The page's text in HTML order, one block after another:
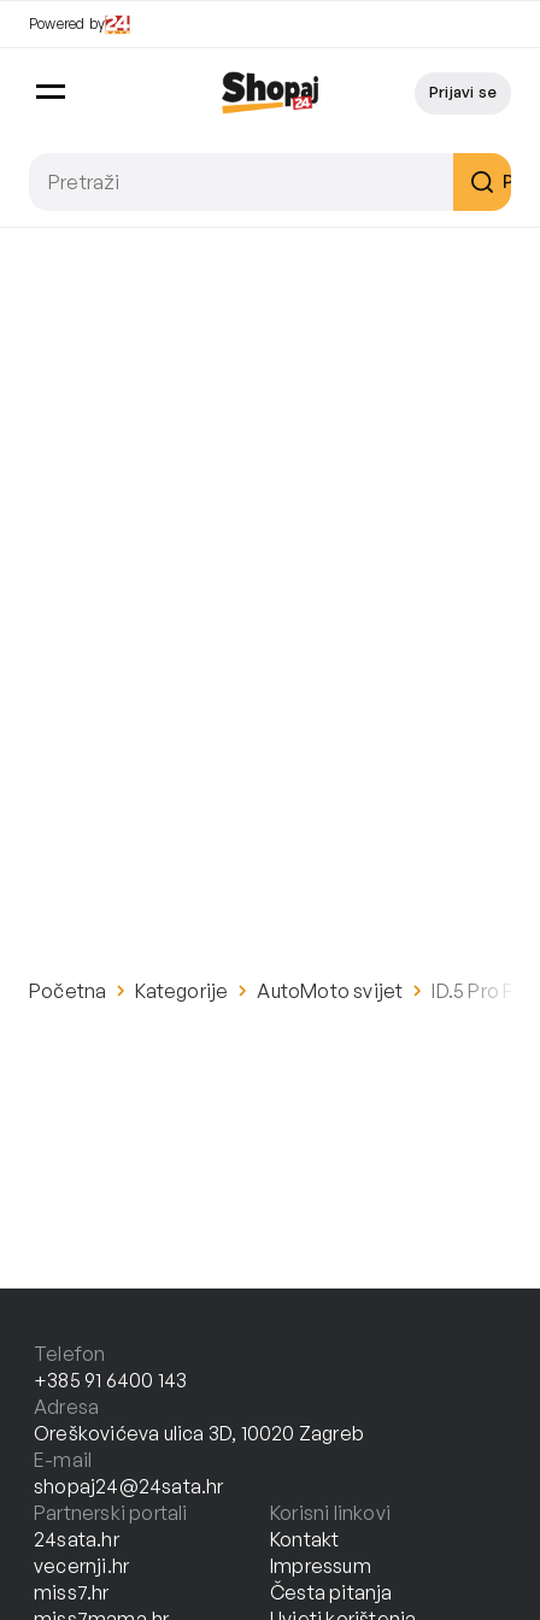
Powered by
Prijavi se
Početna Kategorije AutoMoto svijet ID.5 Pro
Telefon
+385 91 6400 143
Adresa
Oreškovićeva ulica 3D, 10020 Zagreb
E-mail
shopaj24@24sata.hr
Partnerski portali
24sata.hr
vecernji.hr
miss7.hr
Korisni linkovi
Kontakt
Impressum
Česta pitanja